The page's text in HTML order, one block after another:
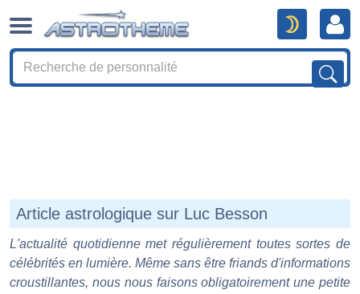
Article astrologique sur Luc Besson
L'actualité quotidienne met régulièrement toutes sortes de
célébrités en lumière. Même sans être friands d'informations
croustillantes, nous nous faisons obligatoirement une petite